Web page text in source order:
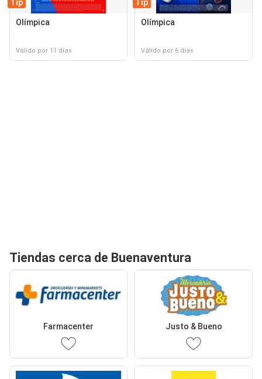
Tip
Olímpica
Válido por 11 días
Tip
Olímpica
Válido por 6 días
Tiendas cerca de Buenaventura
Farmacenter Justo & Bueno